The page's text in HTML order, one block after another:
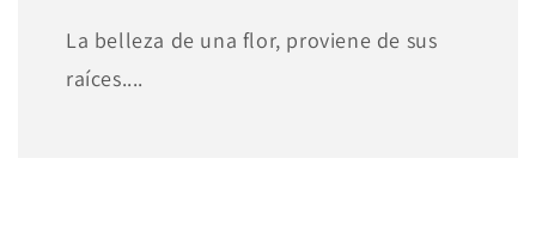
La belleza de una flor, proviene de sus
raíces....